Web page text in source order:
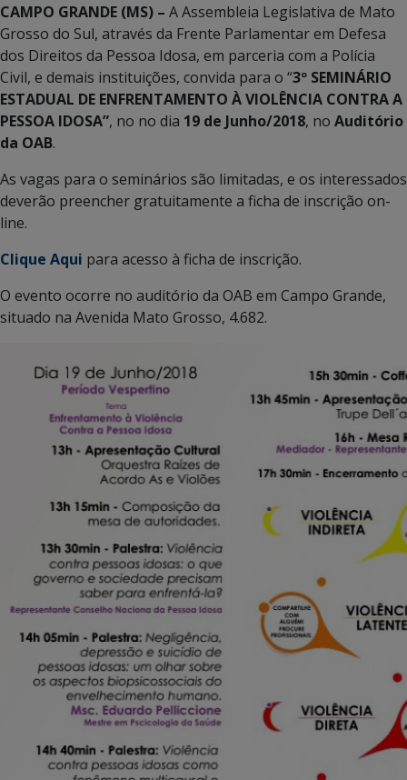
CAMPO GRANDE (MS) – A Assembleia Legislativa de Mato
Grosso do Sul, através da Frente Parlamentar em Defesa
dos Direitos da Pessoa Idosa, em parceria com a Polícia
Civil, e demais instituições, convida para o “3º SEMINÁRIO
ESTADUAL DE ENFRENTAMENTO À VIOLÊNCIA CONTRA A
PESSOA IDOSA”, no no dia 19 de Junho/2018, no Auditório
da OAB.
As vagas para o seminários são limitadas, e os interessados
deverão preencher gratuitamente a ficha de inscrição on-
line.
Clique Aqui para acesso à ficha de inscrição.
O evento ocorre no auditório da OAB em Campo Grande,
situado na Avenida Mato Grosso, 4.682.